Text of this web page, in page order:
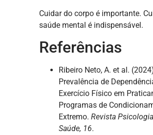
Cuidar do corpo é importante.
saúde mental é indispensável.
Referências
Ribeiro Neto, A. et al.
Prevalência de
Exercício Físico em
Programas de
Extremo. Revista
Saúde, 16.